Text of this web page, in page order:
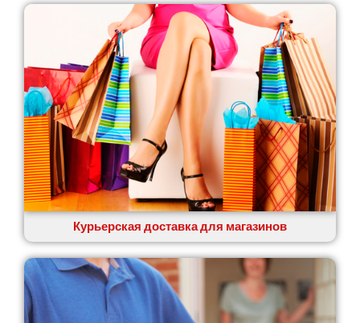
Курьерская доставка для магазинов